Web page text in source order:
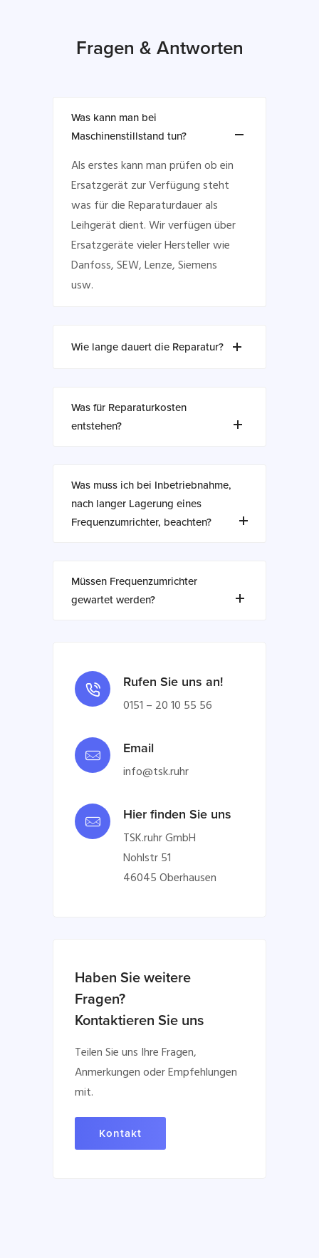
Fragen & Antworten
Was kann man bei
Maschinenstillstand tun?
Als erstes kann man prüfen ob ein
Ersatzgerät zur Verfügung steht
was für die Reparaturdauer als
Leihgerät dient. Wir verfügen über
Ersatzgeräte vieler Hersteller wie
Danfoss, SEW, Lenze, Siemens
usw.
Wie lange dauert die Reparatur?
Was für Reparaturkosten
entstehen?
Was muss ich bei Inbetriebnahme,
nach langer Lagerung eines
Frequenzumrichter, beachten?
Müssen Frequenzumrichter
gewartet werden?
Rufen Sie uns an!
0151 – 20 10 55 56
Email
info@tsk.ruhr
Hier finden Sie uns
TSK.ruhr GmbH
Nohlstr 51
46045 Oberhausen
Haben Sie weitere
Fragen?
Kontaktieren Sie uns
Teilen Sie uns Ihre Fragen,
Anmerkungen oder Empfehlungen
mit.
Kontakt